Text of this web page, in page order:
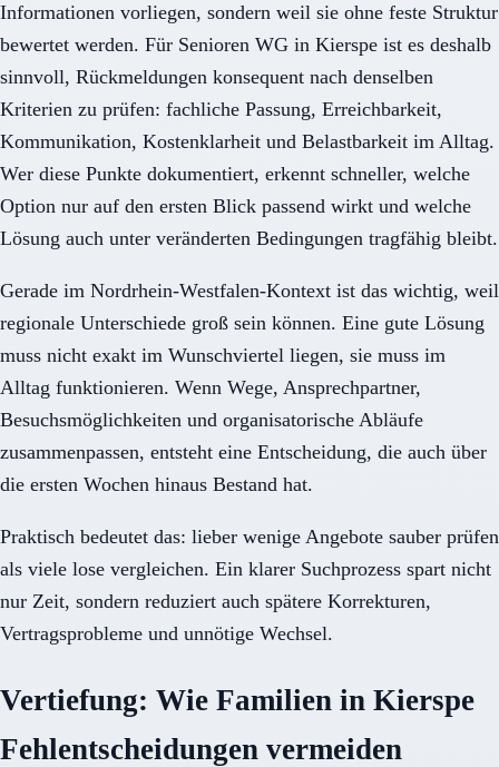
Informationen vorliegen, sondern weil sie ohne feste Struktur
bewertet werden. Für Senioren WG in Kierspe ist es deshalb
sinnvoll, Rückmeldungen konsequent nach denselben
Kriterien zu prüfen: fachliche Passung, Erreichbarkeit,
Kommunikation, Kostenklarheit und Belastbarkeit im Alltag.
Wer diese Punkte dokumentiert, erkennt schneller, welche
Option nur auf den ersten Blick passend wirkt und welche
Lösung auch unter veränderten Bedingungen tragfähig bleibt.
Gerade im Nordrhein-Westfalen-Kontext ist das wichtig, weil
regionale Unterschiede groß sein können. Eine gute Lösung
muss nicht exakt im Wunschviertel liegen, sie muss im
Alltag funktionieren. Wenn Wege, Ansprechpartner,
Besuchsmöglichkeiten und organisatorische Abläufe
zusammenpassen, entsteht eine Entscheidung, die auch über
die ersten Wochen hinaus Bestand hat.
Praktisch bedeutet das: lieber wenige Angebote sauber prüfen
als viele lose vergleichen. Ein klarer Suchprozess spart nicht
nur Zeit, sondern reduziert auch spätere Korrekturen,
Vertragsprobleme und unnötige Wechsel.
Vertiefung: Wie Familien in Kierspe
Fehlentscheidungen vermeiden